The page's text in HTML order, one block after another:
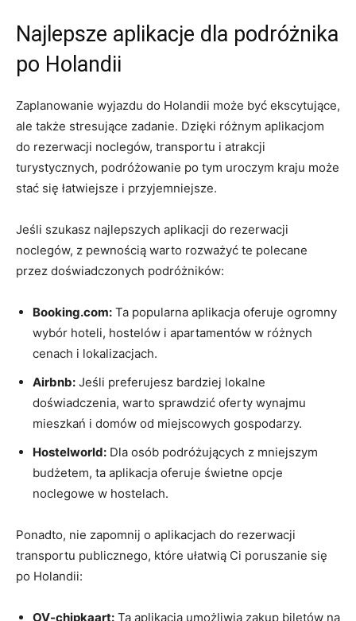
Najlepsze aplikacje dla podróżnika
po Holandii
Zaplanowanie wyjazdu ​do Holandii może być ‌ekscytujące,
ale także stresujące zadanie. Dzięki różnym aplikacjom
do rezerwacji noclegów, transportu i atrakcji
turystycznych, podróżowanie‍ po tym⁤ uroczym kraju może
stać się łatwiejsze ​i przyjemniejsze.
Jeśli szukasz najlepszych aplikacji do rezerwacji
noclegów, z pewnością warto rozważyć te polecane
przez doświadczonych podróżników:
Booking.com: Ta popularna aplikacja ⁣oferuje ogromny
‌wybór hoteli, hostelów i apartamentów w różnych
cenach i lokalizacjach.
Airbnb: Jeśli preferujesz bardziej lokalne
doświadczenia, ​warto‌ sprawdzić oferty wynajmu
mieszkań i domów od⁣ miejscowych gospodarzy.
Hostelworld: Dla⁤ osób podróżujących z mniejszym
budżetem, ta aplikacja oferuje ​świetne opcje
noclegowe w hostelach.
Ponadto, nie zapomnij⁣ o ​aplikacjach do rezerwacji
transportu publicznego, które ułatwią Ci poruszanie się
⁢po⁤ Holandii:
OV-chipkaart: Ta aplikacja umożliwia zakup biletów na